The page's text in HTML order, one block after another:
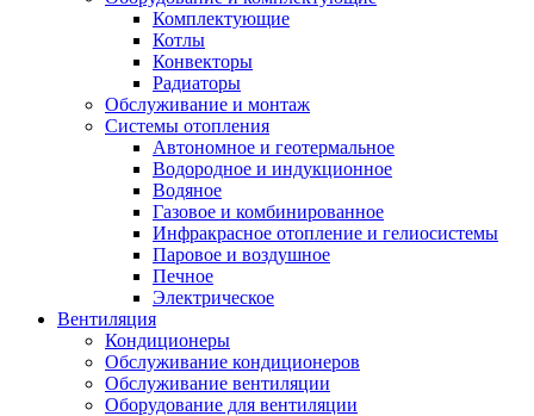
Комплектующие
Котлы
Конвекторы
Радиаторы
Обслуживание и монтаж
Системы отопления
Автономное и геотермальное
Водородное и индукционное
Водяное
Газовое и комбинированное
Инфракрасное отопление и гелиосистемы
Паровое и воздушное
Печное
Электрическое
Вентиляция
Кондиционеры
Обслуживание кондиционеров
Обслуживание вентиляции
Оборудование для вентиляции